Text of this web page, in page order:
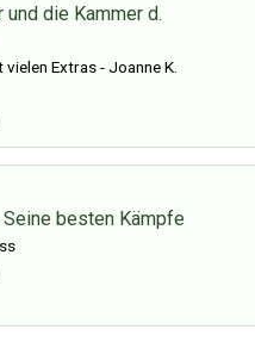
und die Kammer d.
vielen Extras - Joanne K.
besten Kämpfe